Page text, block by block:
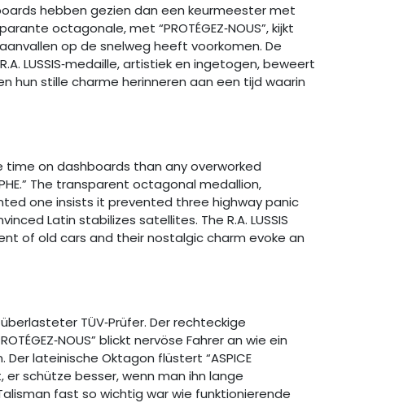
hebben gezien dan een keurmeester met
octagonale, met “PROTÉGEZ‑NOUS”, kijkt
op de snelweg heeft voorkomen. De
LUSSIS‑medaille, artistiek en ingetogen, beweert
hun stille charme herinneren aan een tijd waarin
time on dashboards than any overworked
The transparent octagonal medallion,
one insists it prevented three highway panic
Latin stabilizes satellites. The R.A. LUSSIS
of old cars and their nostalgic charm evoke an
TÜV‑Prüfer. Der rechteckige
blickt nervöse Fahrer an wie ein
lateinische Oktagon flüstert “ASPICE
er schütze besser, wenn man ihn lange
fast so wichtig war wie funktionierende